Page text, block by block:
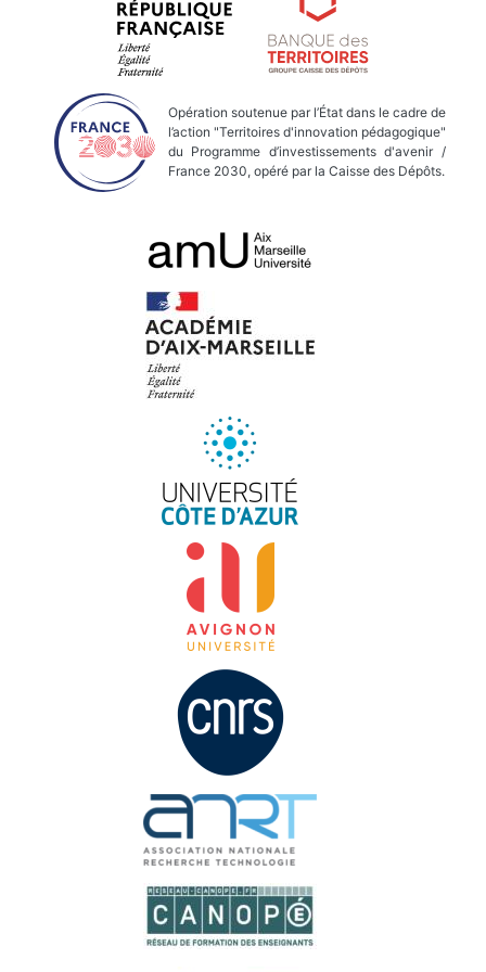
Opération soutenue par l’État dans le cadre de
l’action "Territoires d'innovation pédagogique"
du Programme d’investissements d'avenir /
France 2030, opéré par la Caisse des Dépôts.